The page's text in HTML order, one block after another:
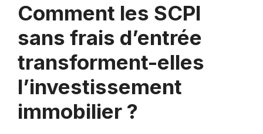
Comment les SCPI
sans frais d’entrée
transforment-elles
l’investissement
immobilier ?